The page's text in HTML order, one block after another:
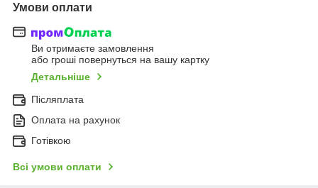
Умови оплати
Ви отримаєте замовлення
або гроші повернуться на вашу картку
Детальніше
Післяплата
Оплата на рахунок
Готівкою
Всі умови оплати